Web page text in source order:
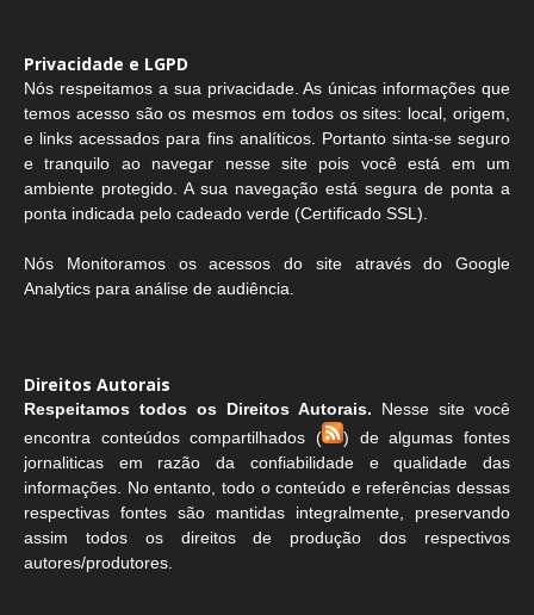
Privacidade e LGPD
Nós respeitamos a sua privacidade. As únicas informações que
temos acesso são os mesmos em todos os sites: local, origem,
e links acessados para fins analíticos. Portanto sinta-se seguro
e tranquilo ao navegar nesse site pois você está em um
ambiente protegido. A sua navegação está segura de ponta a
ponta indicada pelo cadeado verde (Certificado SSL).
Nós Monitoramos os acessos do site através do Google
Analytics para análise de audiência.
Direitos Autorais
Respeitamos todos os Direitos Autorais. Nesse site você
encontra conteúdos compartilhados (
) de algumas fontes
jornaliticas em razão da confiabilidade e qualidade das
informações. No entanto, todo o conteúdo e referências dessas
respectivas fontes são mantidas integralmente, preservando
assim todos os direitos de produção dos respectivos
autores/produtores.